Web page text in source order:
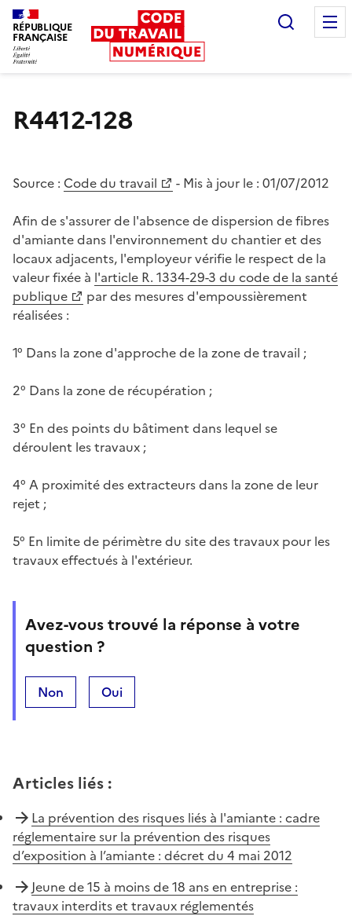
RÉPUBLIQUE
FRANÇAISE
R4412-128
Source : Code du travail - Mis à jour le : 01/07/2012
Afin de s'assurer de l'absence de dispersion de fibres
d'amiante dans l'environnement du chantier et des
locaux adjacents, l'employeur vérifie le respect de la
valeur fixée à l'article R. 1334-29-3 du code de la santé
publique
par des mesures d'empoussièrement
réalisées :
1° Dans la zone d'approche de la zone de travail ;
2° Dans la zone de récupération ;
3° En des points du bâtiment dans lequel se
déroulent les travaux ;
4° A proximité des extracteurs dans la zone de leur
rejet ;
5° En limite de périmètre du site des travaux pour les
travaux effectués à l'extérieur.
Avez-vous trouvé la réponse à votre
question ?
Non Oui
Articles liés :
La prévention des risques liés à l'amiante : cadre
réglementaire sur la prévention des risques
d’exposition à l’amiante : décret du 4 mai 2012
Jeune de 15 à moins de 18 ans en entreprise :
travaux interdits et travaux réglementés